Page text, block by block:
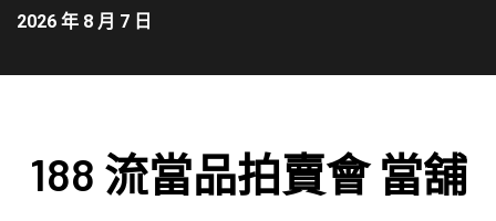
2026 年 8 月 7 日
188 流當品拍賣會 當舖